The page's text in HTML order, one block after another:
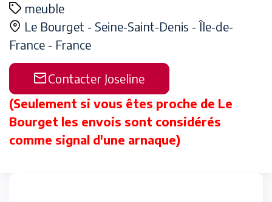
meuble
Le Bourget - Seine-Saint-Denis - Île-de-
France - France
Contacter Joseline
(Seulement si vous êtes proche de Le
Bourget les envois sont considérés
comme signal d'une arnaque)